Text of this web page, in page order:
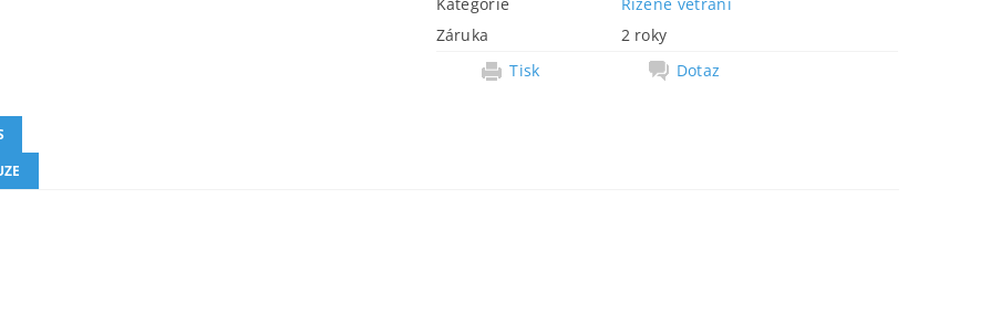
Záruka
2 roky
Tisk
Dotaz